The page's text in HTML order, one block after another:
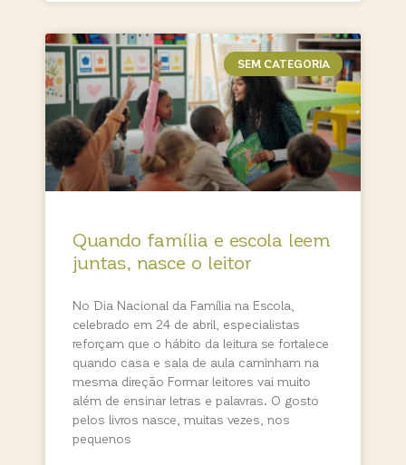
SEM CATEGORIA
Quando família e escola leem
juntas, nasce o leitor
No Dia Nacional da Família na Escola,
celebrado em 24 de abril, especialistas
reforçam que o hábito da leitura se fortalece
quando casa e sala de aula caminham na
mesma direção Formar leitores vai muito
além de ensinar letras e palavras. O gosto
pelos livros nasce, muitas vezes, nos
pequenos